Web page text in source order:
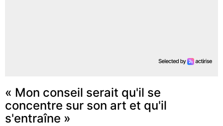
« Mon conseil serait qu'il se
concentre sur son art et qu'il
s'entraîne »